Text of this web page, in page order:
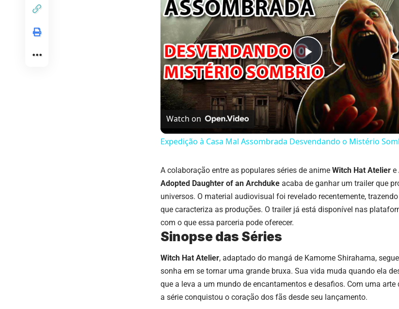
Play
Video
Watch on
Expedição à Casa Mal Assombrada Desvendando o Mistério
A colaboração entre as populares séries de anime Witch Hat Atelier e
Adopted Daughter of an Archduke acaba de ganhar um trailer que
universos. O material audiovisual foi revelado recentemente,
que caracteriza as produções. O trailer já está disponível nas
com o que essa parceria pode oferecer.
Sinopse das Séries
Witch Hat Atelier, adaptado do mangá de Kamome Shirahama,
sonha em se tornar uma grande bruxa. Sua vida muda quando ela
que a leva a um mundo de encantamentos e desafios. Com uma arte
a série conquistou o coração dos fãs desde seu lançamento.